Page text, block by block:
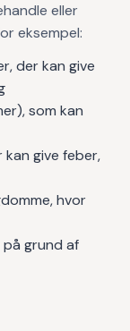
eller
eksempel:
der kan give
som kan
give feber,
hvor
på grund af